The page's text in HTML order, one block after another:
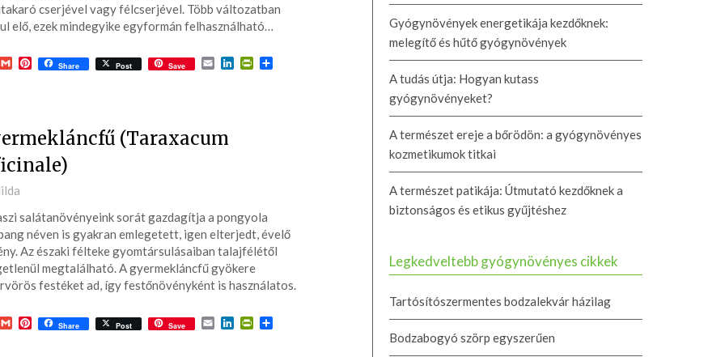
cserjével vagy félcserjével. Több változatban
elő, ezek mindegyike egyformán felhasználható…
GmailPinterest
Share Post Save EmailLinkedInPrintFriendly
Ossza
(Taraxacum
salátanövényeink sorát gazdagítja a pongyola
néven is gyakran emlegetett, igen elterjedt, évelő
Az északi félteke gyomtársulásaiban talajfélétől
megtalálható. A gyermekláncfű gyökere
festéket ad, így festőnövényként is használatos.
GmailPinterest
Share Post Save EmailLinkedInPrintFriendly
Ossza
Gyógynövények energetikája kezdőknek:
melegítő és hűtő gyógynövények
A tudás útja: Hogyan kutass
gyógynövényeket?
A természet ereje a bőrödön: a gyógynövényes
kozmetikumok titkai
A természet patikája: Útmutató kezdőknek a
biztonságos és etikus gyűjtéshez
Legkedveltebb gyógynövényes cikkek
Tartósítószermentes bodzalekvár házilag
Bodzabogyó szörp egyszerűen